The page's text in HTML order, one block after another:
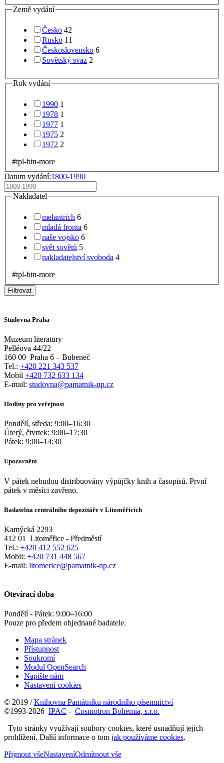
Země vydání
Česko 42
Rusko 11
Československo 6
Sovětský svaz 2
Rok vydání
1990 1
1978 1
1977 1
1975 2
1972 2
#tpl-btn-more
Datum vydání:1800-1990
Nakladatel
melantrich 6
mladá fronta 6
naše vojsko 6
svět sovětů 5
nakladatelství svoboda 4
#tpl-btn-more
Filtrovat
Studovna Praha
Muzeum literatury
Pelléova 44/22
160 00 Praha 6 – Bubeneč
Tel.: +420 221 343 537
Mobil +420 732 633 134
E-mail: studovna@pamatnik-np.cz
Hodiny pro veřejnost
Pondělí, středa: 9:00–16:30
Úterý, čtvrtek: 9:00–17:30
Pátek: 9:00–14:30
Upozornění
V pátek nebudou distribuovány výpůjčky knih a časopisů. První
pátek v měsíci zavřeno.
Badatelna centrálního depozitáře v Litoměřicích
Kamýcká 2293
412 01
Litoměřice - Předměstí
Tel.: +420 412 552 625
Mobil: +420 731 448 567
E-mail: litomerice@pamatnik-np.cz
Otevírací doba
Pondělí - Pátek: 9:00–16:00
Pouze pro předem objednané badatele.
Mapa stránek
Přístupnost
Soukromí
Modul OpenSearch
Napište nám
Nastavení cookies
© 2019 /Knihovna Památníku národního písemnictví
©1993-2026 IPAC - Cosmotron Bohemia, s.r.o.
Tyto stránky využívají soubory cookies, které usnadňují jejich
prohlížení. Další informace o tom jak používáme cookies.
Přijmout všeNastaveníOdmítnout vše